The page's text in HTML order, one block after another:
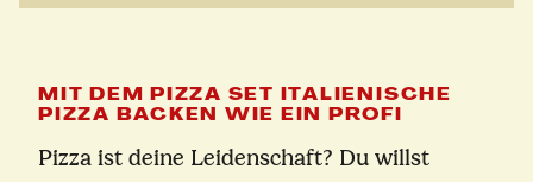
MIT DEM PIZZA SET ITALIENISCHE
PIZZA BACKEN WIE EIN PROFI
Pizza ist deine Leidenschaft? Du willst